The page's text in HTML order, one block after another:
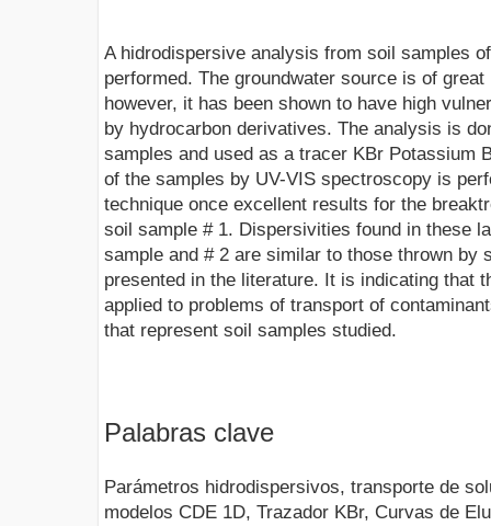
A hidrodispersive analysis from soil samples
performed. The groundwater source is of
however, it has been shown to have high
by hydrocarbon derivatives. The analysis is
samples and used as a tracer KBr Potassium
of the samples by UV-VIS spectroscopy is
technique once excellent results for the
soil sample # 1. Dispersivities found in these
sample and # 2 are similar to those thrown by
presented in the literature. It is indicating that
applied to problems of transport of
that represent soil samples studied.
Palabras clave
Parámetros hidrodispersivos, transporte de
modelos CDE 1D, Trazador KBr, Curvas de